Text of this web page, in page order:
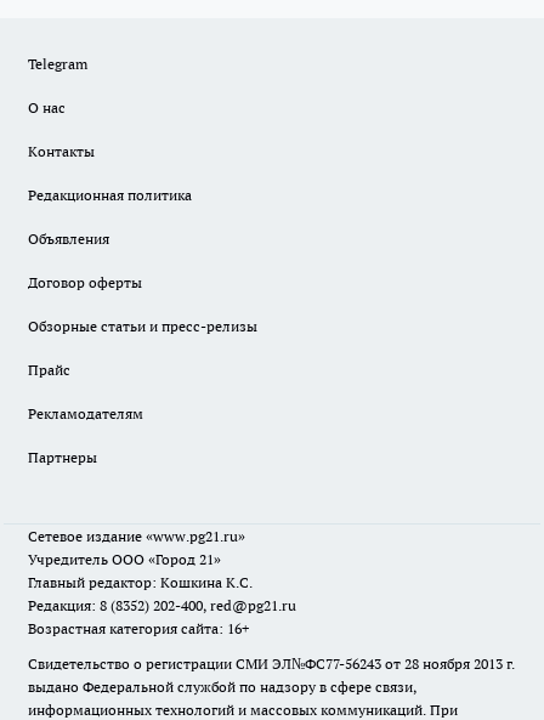
Telegram
О нас
Контакты
Редакционная политика
Объявления
Договор оферты
Обзорные статьи и пресс-релизы
Прайс
Рекламодателям
Партнеры
Сетевое издание «www.pg21.ru»
Учредитель ООО «Город 21»
Главный редактор: Кошкина К.С.
Редакция: 8 (8352) 202-400, red@pg21.ru
Возрастная категория сайта: 16+
Свидетельство о регистрации СМИ ЭЛ№ФС77-56243 от 28 ноября 2013 г.
выдано Федеральной службой по надзору в сфере связи,
информационных технологий и массовых коммуникаций. При